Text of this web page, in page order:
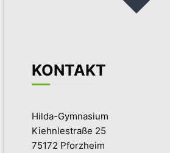
KONTAKT
Hilda-Gymnasium
Kiehnlestraße 25
75172 Pforzheim